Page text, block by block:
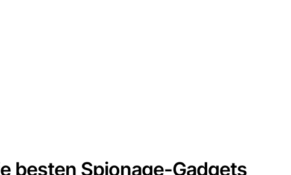
besten Spionage-Gadgets